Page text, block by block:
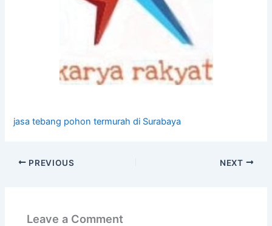
jasa tebang pohon termurah di Surabaya
PREVIOUS NEXT
Leave a Comment